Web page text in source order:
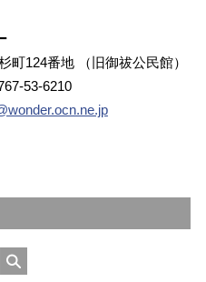
町124番地 （旧御祓公民館）
53-6210